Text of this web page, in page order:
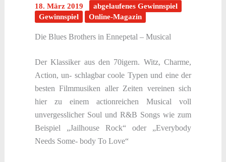
18. März 2019
abgelaufenes Gewinnspiel
Gewinnspiel
Online-Magazin
Die Blues Brothers in Ennepetal – Musical
Der Klassiker aus den 70igern. Witz, Charme,
Action, un- schlagbar coole Typen und eine der
besten Filmmusiken aller Zeiten vereinen sich
hier zu einem actionreichen Musical voll
unvergesslicher Soul und R&B Songs wie zum
Beispiel „Jailhouse Rock“ oder „Everybody
Needs Some- body To Love“